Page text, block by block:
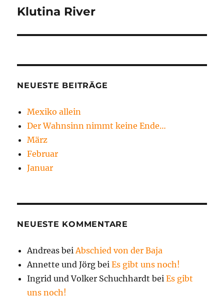
Nächster
Klutina River
NEUESTE BEITRÄGE
Mexiko allein
Der Wahnsinn nimmt keine Ende…
März
Februar
Januar
NEUESTE KOMMENTARE
Andreas bei Abschied von der Baja
Annette und Jörg beiEs gibt uns noch!
Ingrid und Volker Schuchhardt beiEs gibt
uns noch!